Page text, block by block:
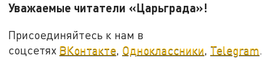
Уважаемые читатели «Царьграда»!
Присоединяйтесь к нам в
соцсетях ВКонтакте, Одноклассники, Telegram.